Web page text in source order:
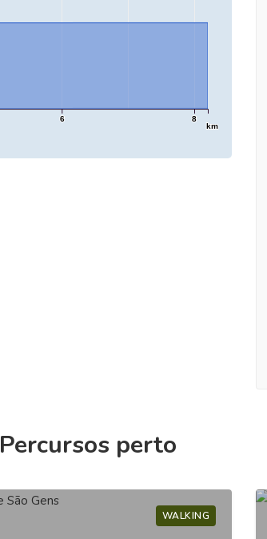
6 8
km
Percursos perto
WALKING